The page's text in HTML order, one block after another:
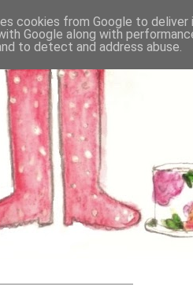
cookies from Google to
Google along with
to detect and address abuse.